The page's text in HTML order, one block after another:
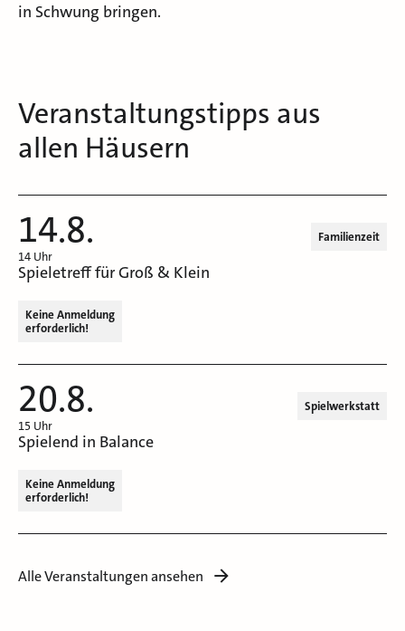
in Schwung bringen.
Veranstaltungstipps aus
allen Häusern
14.8.
14 Uhr
Familienzeit
Spieletreff für Groß & Klein
Keine Anmeldung
erforderlich!
20.8.
15 Uhr
Spielwerkstatt
Spielend in Balance
Keine Anmeldung
erforderlich!
Alle Veranstaltungen ansehen